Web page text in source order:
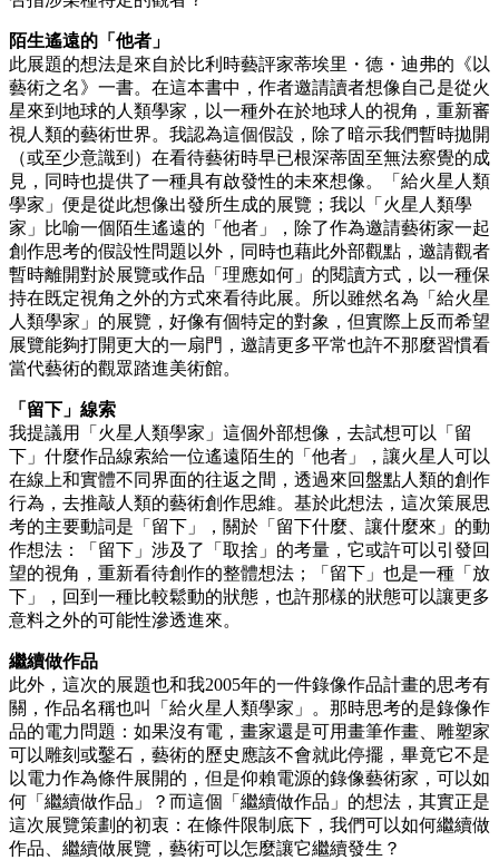
陌生遙遠的「他者」
此展題的想法是來自於比利時藝評家蒂埃里・德・迪弗的《以
藝術之名》一書。在這本書中，作者邀請讀者想像自己是從火
星來到地球的人類學家，以一種外在於地球人的視角，重新審
視人類的藝術世界。我認為這個假設，除了暗示我們暫時拋開
（或至少意識到）在看待藝術時早已根深蒂固至無法察覺的成
見，同時也提供了一種具有啟發性的未來想像。「給火星人類
學家」便是從此想像出發所生成的展覽；我以「火星人類學
家」比喻一個陌生遙遠的「他者」，除了作為邀請藝術家一起
創作思考的假設性問題以外，同時也藉此外部觀點，邀請觀者
暫時離開對於展覽或作品「理應如何」的閱讀方式，以一種保
持在既定視角之外的方式來看待此展。所以雖然名為「給火星
人類學家」的展覽，好像有個特定的對象，但實際上反而希望
展覽能夠打開更大的一扇門，邀請更多平常也許不那麼習慣看
當代藝術的觀眾踏進美術館。
「留下」線索
我提議用「火星人類學家」這個外部想像，去試想可以「留
下」什麼作品線索給一位遙遠陌生的「他者」，讓火星人可以
在線上和實體不同界面的往返之間，透過來回盤點人類的創作
行為，去推敲人類的藝術創作思維。基於此想法，這次策展思
考的主要動詞是「留下」，關於「留下什麼、讓什麼來」的動
作想法：「留下」涉及了「取捨」的考量，它或許可以引發回
望的視角，重新看待創作的整體想法；「留下」也是一種「放
下」，回到一種比較鬆動的狀態，也許那樣的狀態可以讓更多
意料之外的可能性滲透進來。
繼續做作品
此外，這次的展題也和我2005年的一件錄像作品計畫的思考有
關，作品名稱也叫「給火星人類學家」。那時思考的是錄像作
品的電力問題：如果沒有電，畫家還是可用畫筆作畫、雕塑家
可以雕刻或鑿石，藝術的歷史應該不會就此停擺，畢竟它不是
以電力作為條件展開的，但是仰賴電源的錄像藝術家，可以如
何「繼續做作品」？而這個「繼續做作品」的想法，其實正是
這次展覽策劃的初衷：在條件限制底下，我們可以如何繼續做
作品、繼續做展覽，藝術可以怎麼讓它繼續發生？